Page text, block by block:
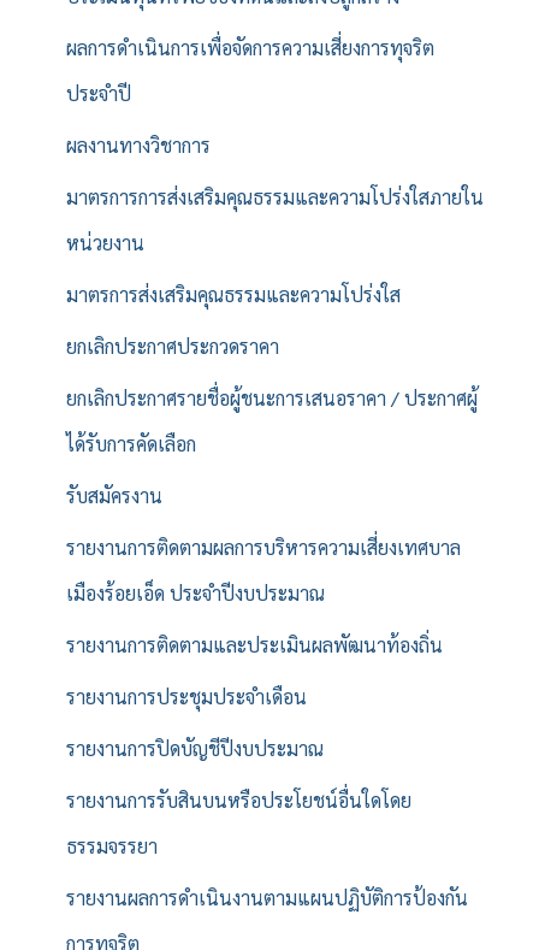
ผลการดำเนินการเพื่อจัดการความเสี่ยงการทุจริต
ประจำปี
ผลงานทางวิชาการ
มาตรการการส่งเสริมคุณธรรมและความโปร่งใสภายใน
หน่วยงาน
มาตรการส่งเสริมคุณธรรมและความโปร่งใส
ยกเลิกประกาศประกวดราคา
ยกเลิกประกาศรายชื่อผู้ชนะการเสนอราคา / ประกาศผู้
ได้รับการคัดเลือก
รับสมัครงาน
รายงานการติดตามผลการบริหารความเสี่ยงเทศบาล
เมืองร้อยเอ็ด ประจำปีงบประมาณ
รายงานการติดตามและประเมินผลพัฒนาท้องถิ่น
รายงานการประชุมประจำเดือน
รายงานการปิดบัญชีปีงบประมาณ
รายงานการรับสินบนหรือประโยชน์อื่นใดโดย
ธรรมจรรยา
รายงานผลการดำเนินงานตามแผนปฏิบัติการป้องกัน
การทุจริต